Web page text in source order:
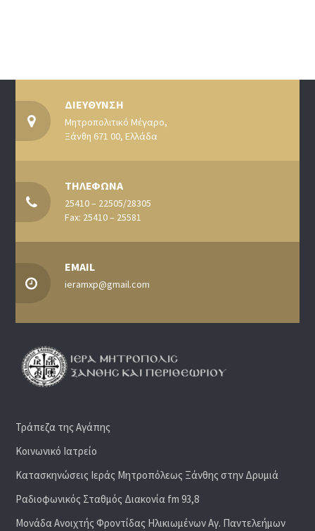
ΔΙΕΥΘΥΝΣΗ
Μητροπολιτικό Μέγαρο,
Ξάνθη 671 00, Ελλάδα
ΤΗΛΕΦΩΝΑ
25410 – 22505/28305
Fax: 25410 – 25581
EMAIL
ieramxp@gmail.com
Τράπεζα της Αγάπης
Κοινωνικό Ιατρείο
Κατασκηνώσεις Ιεράς Μητροπόλεως Ξάνθης στην Δρυμιά
Ραδιoφωνικός Σταθμός Διακονία fm 93,8
Μονάδα Ανοιχτής Φροντίδας Ηλικιωμένων Αγ. Παντελεήμων